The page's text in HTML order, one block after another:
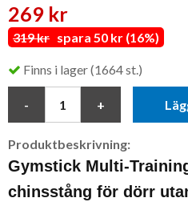
269 kr
319 kr spara 50 kr (16%)
Finns i lager (1664 st.)
Produktbeskrivning:
Gymstick Multi-
chinsstång för dörr